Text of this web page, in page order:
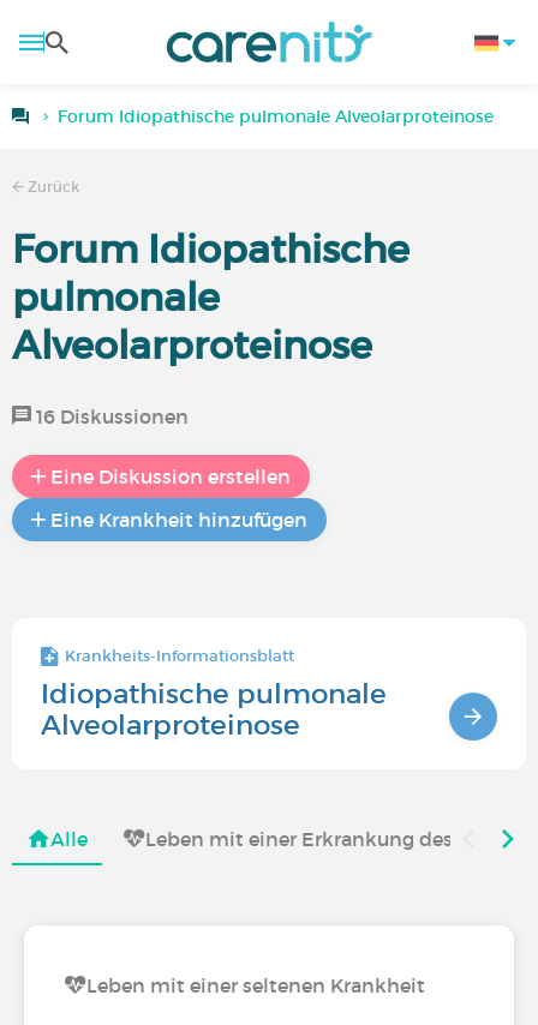
Forum Idiopathische pulmonale Alveolarproteinose
Zurück
Forum Idiopathische
pulmonale
Alveolarproteinose
16 Diskussionen
Eine Diskussion erstellen
Eine Krankheit hinzufügen
Krankheits-Informationsblatt
Idiopathische pulmonale
Alveolarproteinose
Alle Leben mit einer Erkrankung des
Leben mit einer seltenen Krankheit